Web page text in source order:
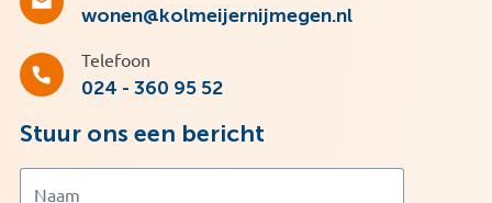
wonen@kolmeijernijmegen.nl
Telefoon
024 - 360 95 52
Stuur ons een bericht